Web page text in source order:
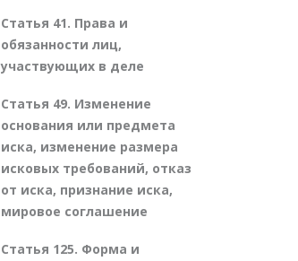
Статья 41. Права и
обязанности лиц,
участвующих в деле
Статья 49. Изменение
основания или предмета
иска, изменение размера
исковых требований, отказ
от иска, признание иска,
мировое соглашение
Статья 125. Форма и